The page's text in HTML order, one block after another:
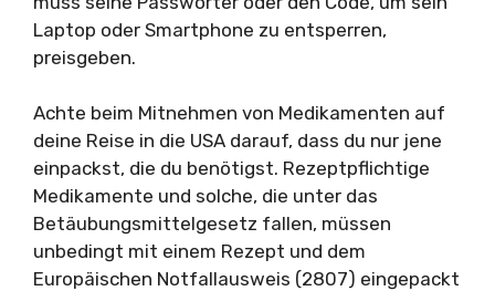
Laptop oder Smartphone zu entsperren,
preisgeben.
Achte beim Mitnehmen von Medikamenten auf
deine Reise in die USA darauf, dass du nur jene
einpackst, die du benötigst. Rezeptpflichtige
Medikamente und solche, die unter das
Betäubungsmittelgesetz fallen, müssen
unbedingt mit einem Rezept und dem
Europäischen Notfallausweis (2807) eingepackt